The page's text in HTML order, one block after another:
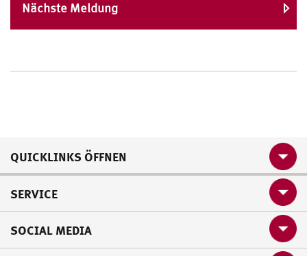
Nächste Meldung
QUICKLINKS ÖFFNEN
SERVICE
SOCIAL MEDIA